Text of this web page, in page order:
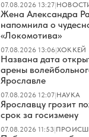
07.08.2026 13:27|
Жена Александра
напомнила о
«Локомотива»
07.08.2026 13:06|ХОККЕЙ
Названа дата
арены
Ярославле
07.08.2026 12:07|НАУКА
Ярославцу грозит
срок за госизмену
07.08.2026 11:53|